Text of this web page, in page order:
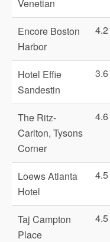
Venetian
Encore Boston
Harbor
4.2
Hotel Effie
Sandestin
3.6
The Ritz-
Carlton, Tysons
Corner
4.6
Loews Atlanta
Hotel
4.5
Taj Campton
Place
4.5